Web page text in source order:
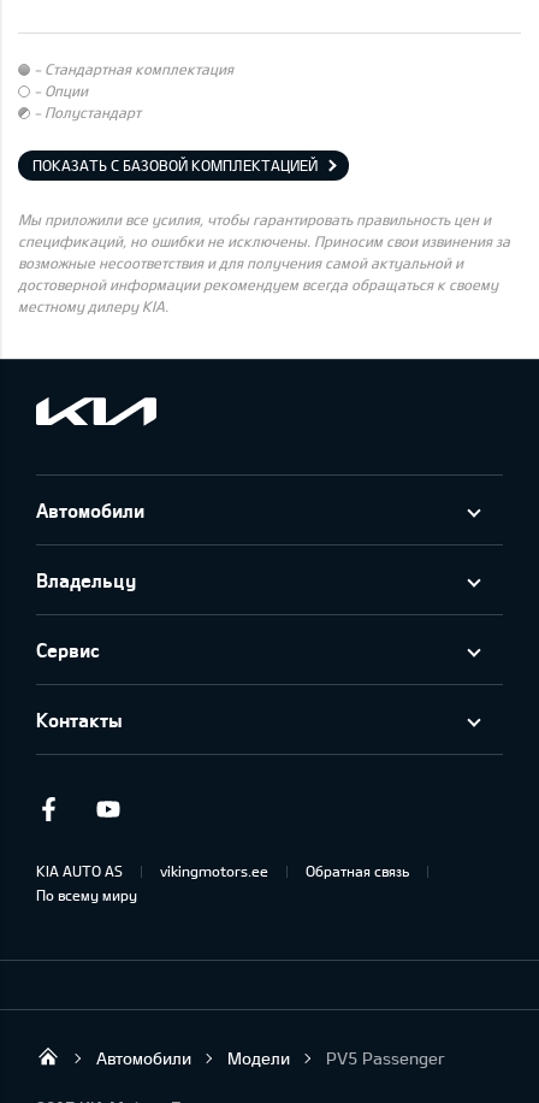
- Стандартная комплектация
- Опции
- Полустандарт
ПОКАЗАТЬ С БАЗОВОЙ КОМПЛЕКТАЦИЕЙ
Мы приложили все усилия, чтобы гарантировать правильность цен и
спецификаций, но ошибки не исключены. Приносим свои извинения за
возможные несоответствия и для получения самой актуальной и
достоверной информации рекомендуем всегда обращаться к своему
местному дилеру KIA.
Автомобили
Владельцу
Сервис
Контакты
Facebook
KIA AUTO AS vikingmotors.ee
Обратная связь
По всему миру
Viking Motors - Kia продажа,
Автомобили Модели PV5 Passenger